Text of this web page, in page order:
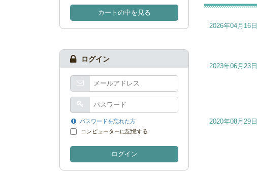
2026年04月16日
2023年06月23日
2020年08月29日
カートの中を見る
ログイン
パスワードを忘れた方
コンピューターに記憶する
ログイン